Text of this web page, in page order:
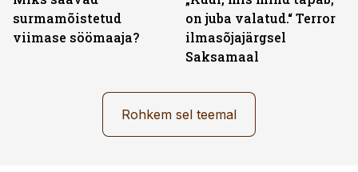
surmamõistetud
viimase söömaaja?
on juba valatud.“ Terror
ilmasõjajärgsel
Saksamaal
Rohkem sel teemal